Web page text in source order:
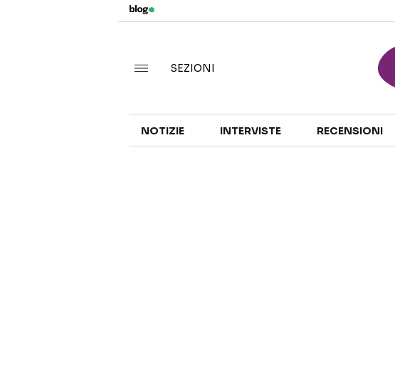
SEZIONI
NOTIZIE INTERVISTE RECENSIONI